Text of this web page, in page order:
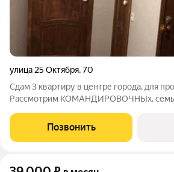
улица 25 Октября,70
Сдам 3 квартиру в центре города, для
Рассмотрим КОМАНДИРОВОЧНЫх,
гостей. Коммунальные оплачиваются
везде счётчики. Комиссия после
Позвонить